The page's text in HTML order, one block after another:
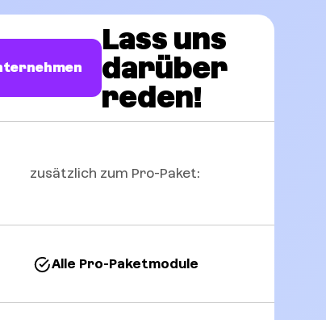
Lass uns
darüber
reden!
zusätzlich zum Pro-Paket:
Alle Pro-Paketmodule